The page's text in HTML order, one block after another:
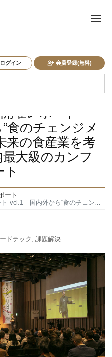
ログイン 会員登録(無料)
ナ
催レポート
食のチェンジメ
来の食産業を考
大級のカンフ
ト
ート
集結！未来の食産業を考え、繋がる、国内最大級のカンファレンスをレポート
ドテック , 課題解決